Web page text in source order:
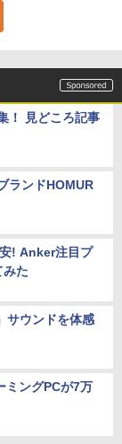
！ 見どころ記事
ランドHOMUR
! Anker注目プ
みた
サウンドを体感
ミングPCが7万